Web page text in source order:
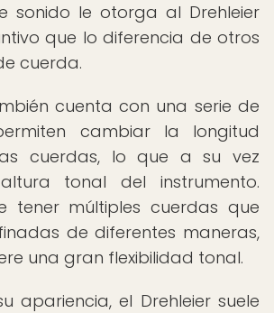
sonido le otorga al Drehleier
que lo diferencia de otros
cuerda.
cuenta con una serie de
cambiar la longitud
cuerdas, lo que a su vez
tonal del instrumento.
tener múltiples cuerdas que
de diferentes maneras,
una gran flexibilidad tonal.
apariencia, el Drehleier suele